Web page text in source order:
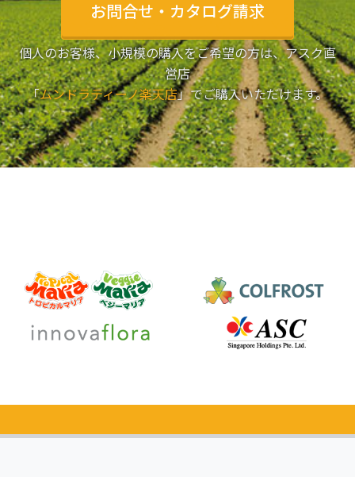
お問合せ・カタログ請求
個人のお客様、小規模の購入をご希望の方は、アスク直
営店
「ムンドラティーノ楽天店」でご購入いただけます。
カタログ無料請求